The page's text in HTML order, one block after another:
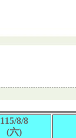
115/8/8
(六)